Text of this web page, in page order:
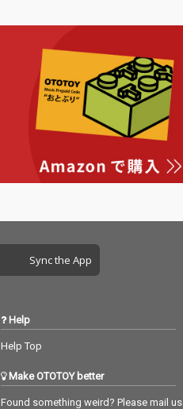
Sync the App
Help
Help Top
Make OTOTOY better
Found something weird? Please mail us